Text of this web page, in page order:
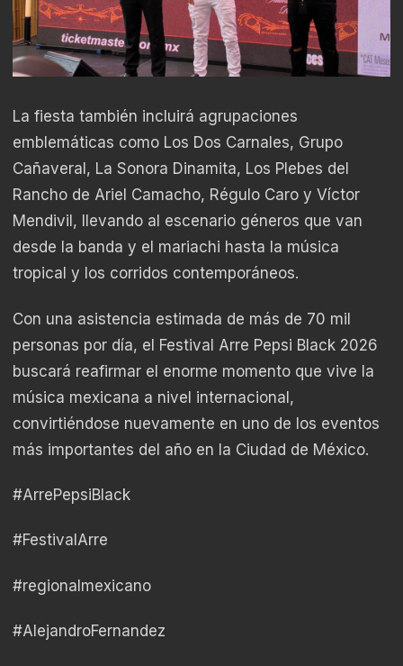
La fiesta también incluirá agrupaciones
emblemáticas como Los Dos Carnales, Grupo
Cañaveral, La Sonora Dinamita, Los Plebes del
Rancho de Ariel Camacho, Régulo Caro y Víctor
Mendivil, llevando al escenario géneros que van
desde la banda y el mariachi hasta la música
tropical y los corridos contemporáneos.
Con una asistencia estimada de más de 70 mil
personas por día, el Festival Arre Pepsi Black 2026
buscará reafirmar el enorme momento que vive la
música mexicana a nivel internacional,
convirtiéndose nuevamente en uno de los eventos
más importantes del año en la Ciudad de México.
#ArrePepsiBlack
#FestivalArre
#regionalmexicano
#AlejandroFernandez